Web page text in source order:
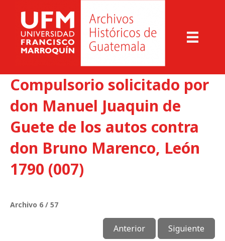
Compulsorio solicitado por
don Manuel Juaquin de
Guete de los autos contra
don Bruno Marenco, León
1790 (007)
Archivo 6 / 57
Anterior Siguiente